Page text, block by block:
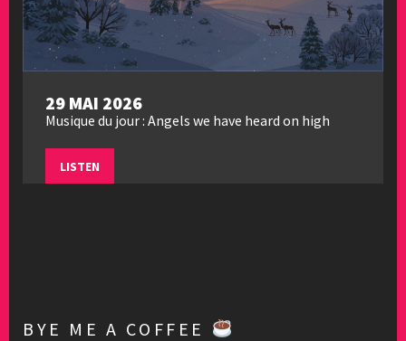
29 MAI 2026
Musique du jour : Angels we have heard on high
LISTEN
BYE ME A COFFEE